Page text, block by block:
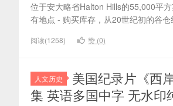
位于安大略省Halton Hills的55,000平
有地点 - 购买库存，从20世纪初的谷
阅读(1258) 赞 (0)
人文历史
美国纪录片《西
集 英语多国中字 无水印